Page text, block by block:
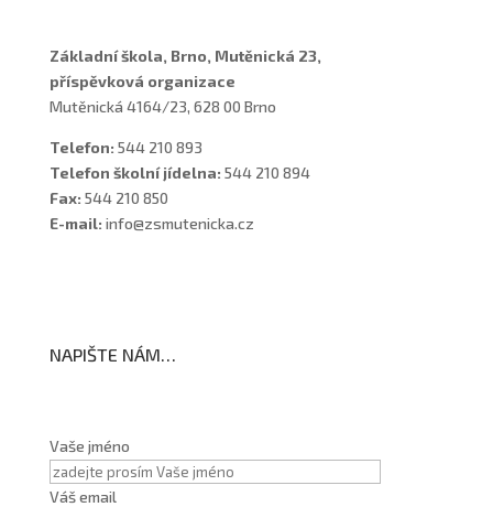
Základní škola, Brno, Mutěnická 23,
příspěvková organizace
Mutěnická 4164/23, 628 00 Brno
Telefon: 544 210 893
Telefon školní jídelna: 544 210 894
Fax: 544 210 850
E-mail: info@zsmutenicka.cz
NAPIŠTE NÁM…
Vaše jméno
Váš email